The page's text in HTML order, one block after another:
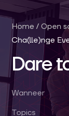
Home / Open
Cha(lle)nge
Dare
Wanneer
Topics